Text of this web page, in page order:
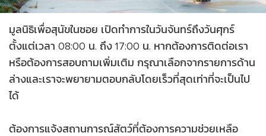
สัตว์
เกี่ยว
กับ
เรา
เรา
ง
มภ์
มูลนิธิเพื่อสุนัขในซอย เปิดทำการในวันจันทร์ถึงวันศุกร์
ตั้งแต่เวลา 08:00 น. ถึง 17:00 น. หากต้องการติดต่อเรา
หรือต้องการสอบถามเพิ่มเติม กรุณาเลือกจากรายการด้าน
ล่างและเราจะพยายามตอบกลับโดยเร็วที่สุดเท่าที่จะเป็นไป
ได้
ต้องการแจ้งสถานการณ์สัตว์ที่ต้องการความช่วยเหลือ